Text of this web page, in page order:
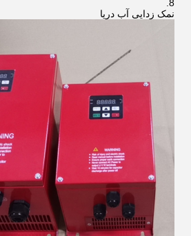
نمک زدایی آب دریا